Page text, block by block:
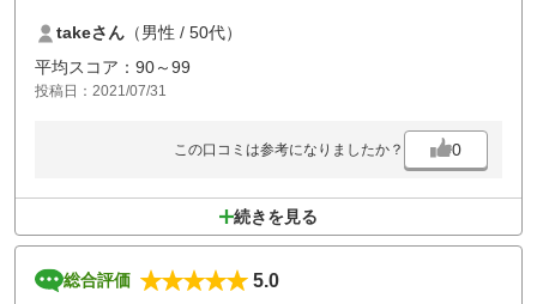
ランを是非設けてください。
takeさん （男性 / 50代）
平均スコア：90～99
投稿日：2021/07/31
この口コミは参考になりましたか？ 0
続きを見る
総合評価
5.0